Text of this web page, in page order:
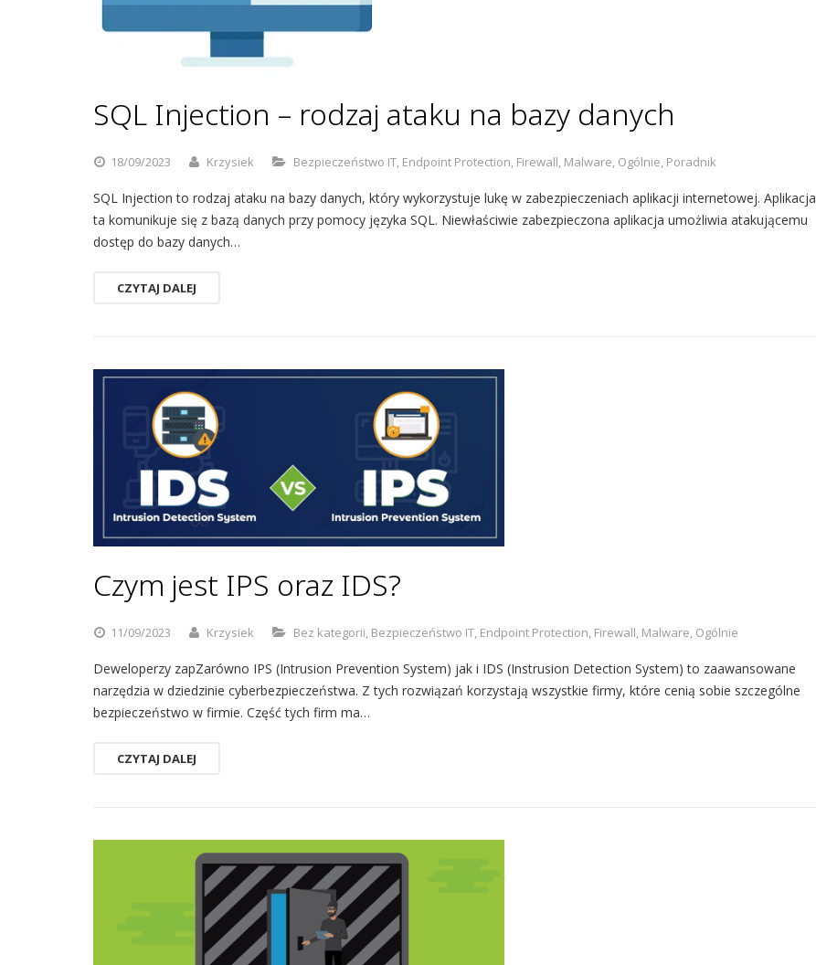
SQL Injection – rodzaj ataku na bazy danych
18/09/2023 Krzysiek Bezpieczeństwo IT, Endpoint Protection, Firewall, Malware, Ogólnie, Poradnik
SQL Injection to rodzaj ataku na bazy danych, który wykorzystuje lukę w zabezpieczeniach aplikacji internetowej. Aplikacja
ta komunikuje się z bazą danych przy pomocy języka SQL. Niewłaściwie zabezpieczona aplikacja umożliwia atakującemu
dostęp do bazy danych…
CZYTAJ DALEJ
Czym jest IPS oraz IDS?
11/09/2023 Krzysiek Bez kategorii, Bezpieczeństwo IT, Endpoint Protection, Firewall, Malware, Ogólnie
Deweloperzy zapZarówno IPS (Intrusion Prevention System) jak i IDS (Instrusion Detection System) to zaawansowane
narzędzia w dziedzinie cyberbezpieczeństwa. Z tych rozwiązań korzystają wszystkie firmy, które cenią sobie szczególne
bezpieczeństwo w firmie. Część tych firm ma…
CZYTAJ DALEJ